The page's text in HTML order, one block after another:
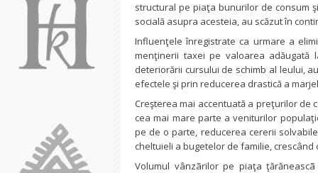
structural pe piaţa bunurilor de consum
socială asupra acesteia, au scăzut în
Influenţele înregistrate ca urmare a
menţinerii taxei pe valoarea
deteriorării cursului de schimb al leului,
efectele şi prin reducerea drastică a
Creşterea mai accentuată a preţurilor de
cea mai mare parte a veniturilor
pe de o parte, reducerea cererii
cheltuieli a bugetelor de familie,
Volumul vânzãrilor pe piaţa